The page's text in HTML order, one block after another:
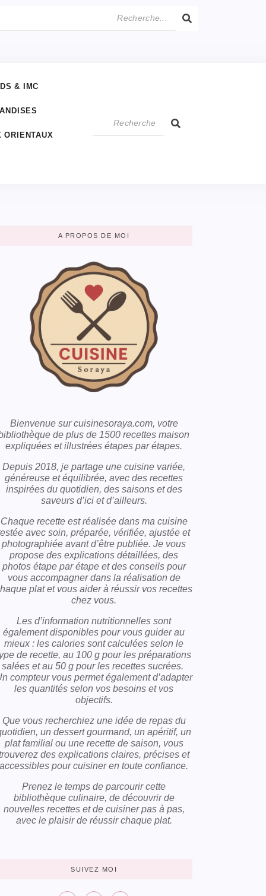
& IMC
ORIENTAUX
A PROPOS DE MOI
Bienvenue sur cuisinesoraya.com, votre
de plus de 1500 recettes maison
expliquées et illustrées étapes par étapes.
Depuis 2018, je partage une cuisine variée,
généreuse et équilibrée, avec des recettes
inspirées du quotidien, des saisons et des
saveurs d’ici et d’ailleurs.
Chaque recette est réalisée dans ma cuisine
avec soin, préparée, vérifiée, ajustée et
photographiée avant d’être publiée. Je vous
propose des explications détaillées, des
photos étape par étape et des conseils pour
vous accompagner dans la réalisation de
plat et vous aider à réussir vos recettes
chez vous.
Les d’information nutritionnelles sont
également disponibles pour vous guider au
mieux : les calories sont calculées selon le
de recette, au 100 g pour les préparations
salées et au 50 g pour les recettes sucrées.
compteur vous permet également d’adapter
les quantités selon vos besoins et vos
objectifs.
Que vous recherchiez une idée de repas du
un dessert gourmand, un apéritif, un
plat familial ou une recette de saison, vous
des explications claires, précises et
accessibles pour cuisiner en toute confiance.
Prenez le temps de parcourir cette
bibliothèque culinaire, de découvrir de
nouvelles recettes et de cuisiner pas à pas,
avec le plaisir de réussir chaque plat.
SUIVEZ MOI